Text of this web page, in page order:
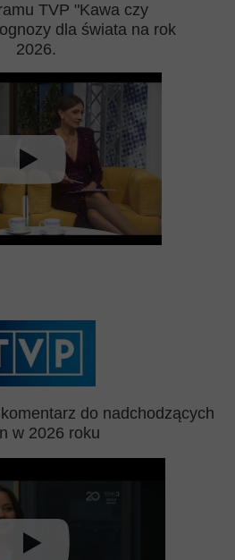
TVP "Kawa czy
dla świata na rok
2026.
do nadchodzących
w 2026 roku